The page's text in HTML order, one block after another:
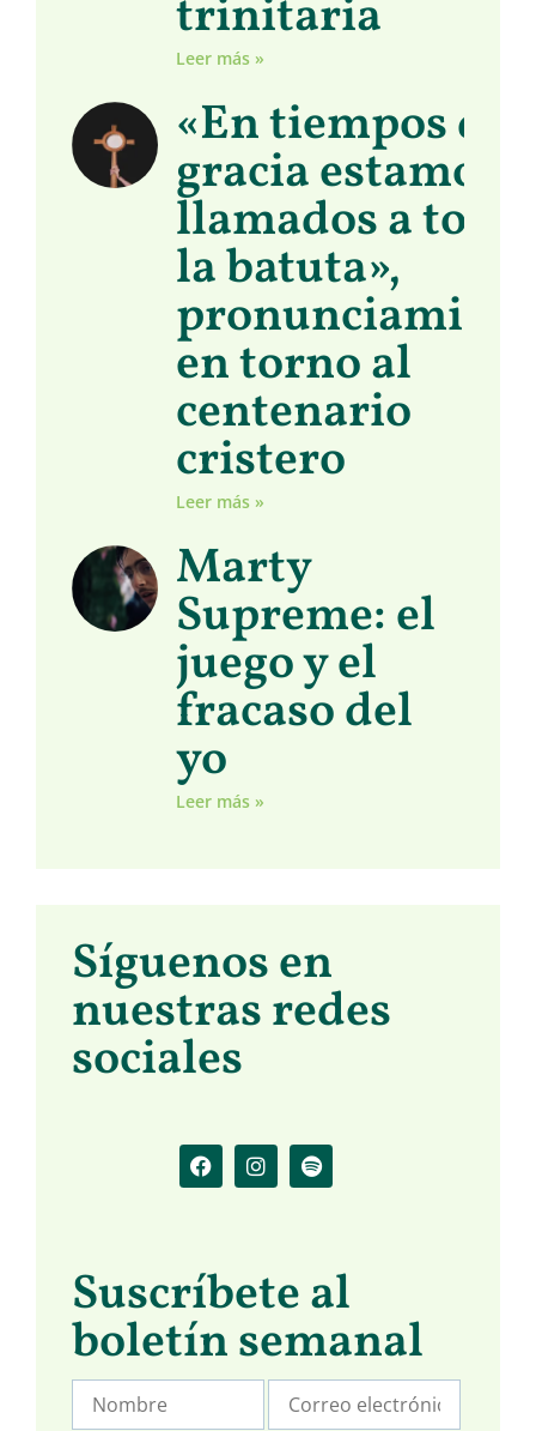
trinitaria
Leer más »
«En tiempos de
gracia estamos
llamados a
la batuta»,
en torno al
centenario
cristero
Leer más »
Marty
Supreme: el
juego y el
fracaso del
yo
Leer más »
Síguenos en
nuestras redes
sociales
Suscríbete al
boletín semanal